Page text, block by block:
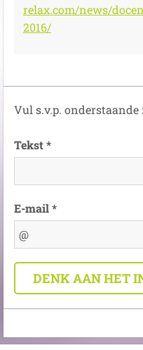
relax.com/news/
2016/
Vul s.v.p.
Tekst *
E-mail *